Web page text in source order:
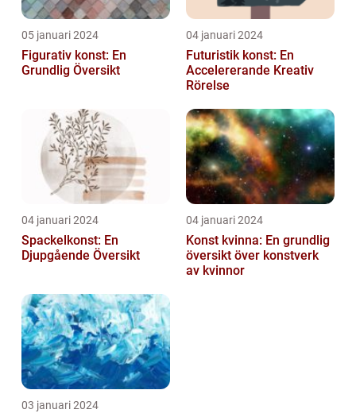
05 januari 2024
Figurativ konst: En
Grundlig Översikt
04 januari 2024
Futuristik konst: En
Accelererande Kreativ
Rörelse
04 januari 2024
Spackelkonst: En
Djupgående Översikt
04 januari 2024
Konst kvinna: En grundlig
översikt över konstverk
av kvinnor
03 januari 2024